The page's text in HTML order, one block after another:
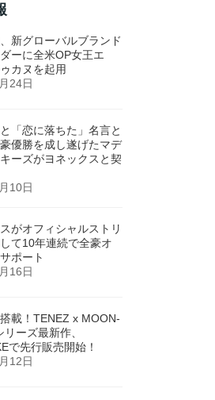
新グローバルブランド
ーに全米OP女王エ
カヌを起用
24日
「恋に落ちた」名言と
優勝を成し遂げたマデ
ーズがヨネックスと契
10日
がオフィシャルストリ
て10年連続で全豪オ
ポート
16日
載！TENEZ x MOON-
ーズ最新作、
で先行販売開始！
12日